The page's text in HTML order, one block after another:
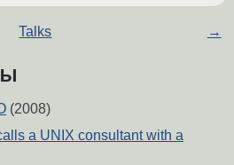
Talks →
(2008)
a UNIX consultant with a